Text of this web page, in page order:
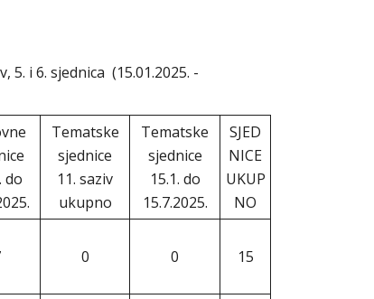
5. i 6. sjednica (15.01.2025. -
do
Tematske
sjednice
11. saziv
ukupno
Tematske
sjednice
15.1. do
15.7.2025.
SJED
NICE
UKUP
NO
0 0 15